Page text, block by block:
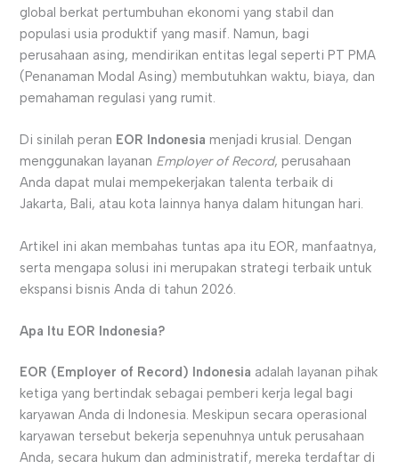
global berkat pertumbuhan ekonomi yang stabil dan
populasi usia produktif yang masif. Namun, bagi
perusahaan asing, mendirikan entitas legal seperti PT PMA
(Penanaman Modal Asing) membutuhkan waktu, biaya, dan
pemahaman regulasi yang rumit.
Di sinilah peran EOR Indonesia menjadi krusial. Dengan
menggunakan layanan Employer of Record, perusahaan
Anda dapat mulai mempekerjakan talenta terbaik di
Jakarta, Bali, atau kota lainnya hanya dalam hitungan hari.
Artikel ini akan membahas tuntas apa itu EOR, manfaatnya,
serta mengapa solusi ini merupakan strategi terbaik untuk
ekspansi bisnis Anda di tahun 2026.
Apa Itu EOR Indonesia?
EOR (Employer of Record) Indonesia adalah layanan pihak
ketiga yang bertindak sebagai pemberi kerja legal bagi
karyawan Anda di Indonesia. Meskipun secara operasional
karyawan tersebut bekerja sepenuhnya untuk perusahaan
Anda, secara hukum dan administratif, mereka terdaftar di